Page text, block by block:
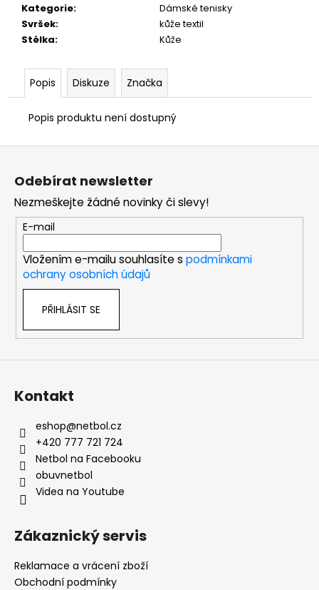
Kategorie:
Dámské tenisky
Svršek:
kůže textil
Stélka: Kůže
Popis Diskuze Značka
Popis produktu není dostupný
DÁMSKÉ
ŽABKY
TAMARIS
27509-
001
Kč
1
898
Kč
Z
Odebírat newsletter
Nezmeškejte žádné novinky či slevy!
E-mail
Vložením e-mailu souhlasíte s podmínkami
ochrany osobních údajů
PŘIHLÁSIT SE
Kontakt
eshop@netbol.cz
+420 777 721 724
Netbol na Facebooku
obuvnetbol
Videa na Youtube
Zákaznický servis
Reklamace a vrácení zboží
Obchodní podmínky